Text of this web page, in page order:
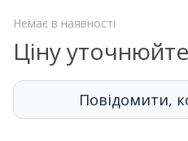
Немає в наявності
Ціну уточнюйте
Повідомити,